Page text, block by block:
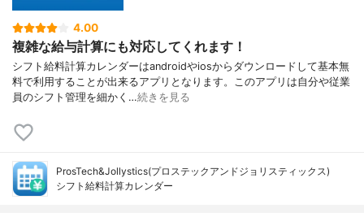
4.00
複雑な給与計算にも対応してくれます！
シフト給料計算カレンダーはandroidやiosからダウンロードして基本無
料で利用することが出来るアプリとなります。このアプリは自分や従業
員のシフト管理を細かく…続きを見る
ProsTech&Jollystics(プロステックアンドジョリスティックス)
シフト給料計算カレンダー